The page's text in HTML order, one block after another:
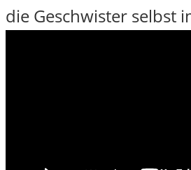
die Geschwister selbst